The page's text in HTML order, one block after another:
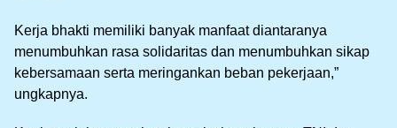
Kerja bhakti memiliki banyak manfaat diantaranya
menumbuhkan rasa solidaritas dan menumbuhkan sikap
kebersamaan serta meringankan beban pekerjaan,”
ungkapnya.